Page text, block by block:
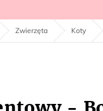
Zwierzęta Koty